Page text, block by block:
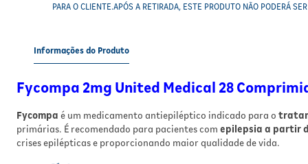
PARA O CLIENTE.APÓS A RETIRADA, ESTE PRODUTO NÃO PODERÁ
Informações do Produto
Fycompa 2mg United Medical 28
Fycompa é um medicamento antiepiléptico indicado para o
primárias. É recomendado para pacientes com epilepsia a partir
crises epilépticas e proporcionando maior qualidade de vida.